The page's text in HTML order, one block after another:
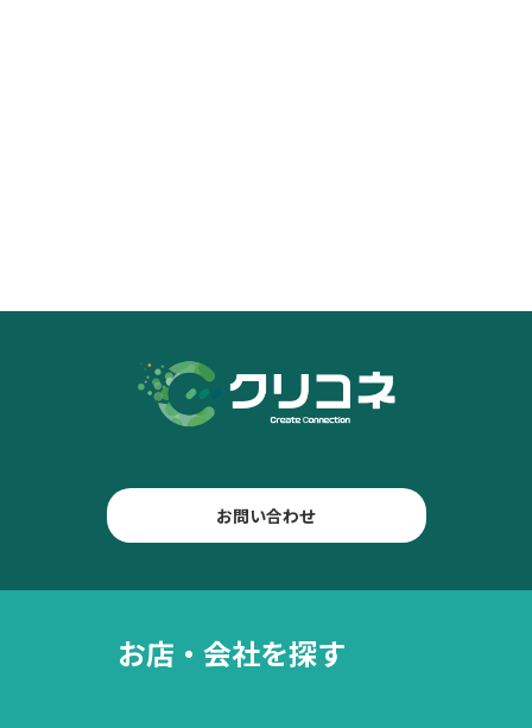
お問い合わせ
お店・会社を探す